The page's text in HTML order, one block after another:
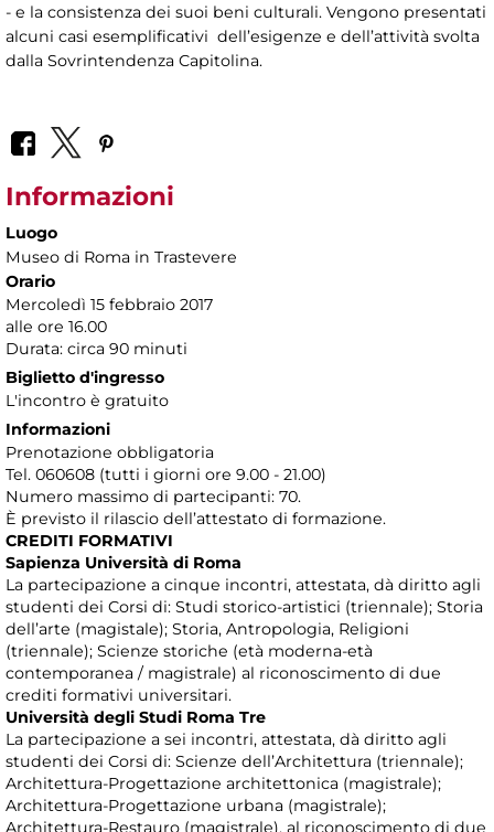
- e la consistenza dei suoi beni culturali. Vengono presentati
alcuni casi esemplificativi dell’esigenze e dell’attività svolta
dalla Sovrintendenza Capitolina.
Informazioni
Luogo
Museo di Roma in Trastevere
Orario
Mercoledì 15 febbraio 2017
alle ore 16.00
Durata: circa 90 minuti
Biglietto d'ingresso
L'incontro è gratuito
Informazioni
Prenotazione obbligatoria
Tel. 060608 (tutti i giorni ore 9.00 - 21.00)
Numero massimo di partecipanti: 70.
È previsto il rilascio dell’attestato di formazione.
CREDITI FORMATIVI
Sapienza Università di Roma
La partecipazione a cinque incontri, attestata, dà diritto agli
studenti dei Corsi di: Studi storico-artistici (triennale); Storia
dell’arte (magistale); Storia, Antropologia, Religioni
(triennale); Scienze storiche (età moderna-età
contemporanea / magistrale) al riconoscimento di due
crediti formativi universitari.
Università degli Studi Roma Tre
La partecipazione a sei incontri, attestata, dà diritto agli
studenti dei Corsi di: Scienze dell’Architettura (triennale);
Architettura-Progettazione architettonica (magistrale);
Architettura-Progettazione urbana (magistrale);
Architettura-Restauro (magistrale), al riconoscimento di due